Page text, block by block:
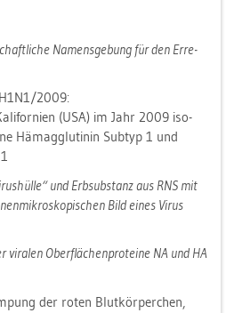
Na­mens­ge­bung für den Er­re­
2009:
(USA) im Jahr 2009 iso­
Häm­ag­g­luti­nin Sub­typ 1 und
und Erb­sub­stanz aus RNS mit
Bild eines Virus
vi­ra­len Ober­flä­chen­pro­te­ine NA und HA
der roten Blut­kör­per­chen,